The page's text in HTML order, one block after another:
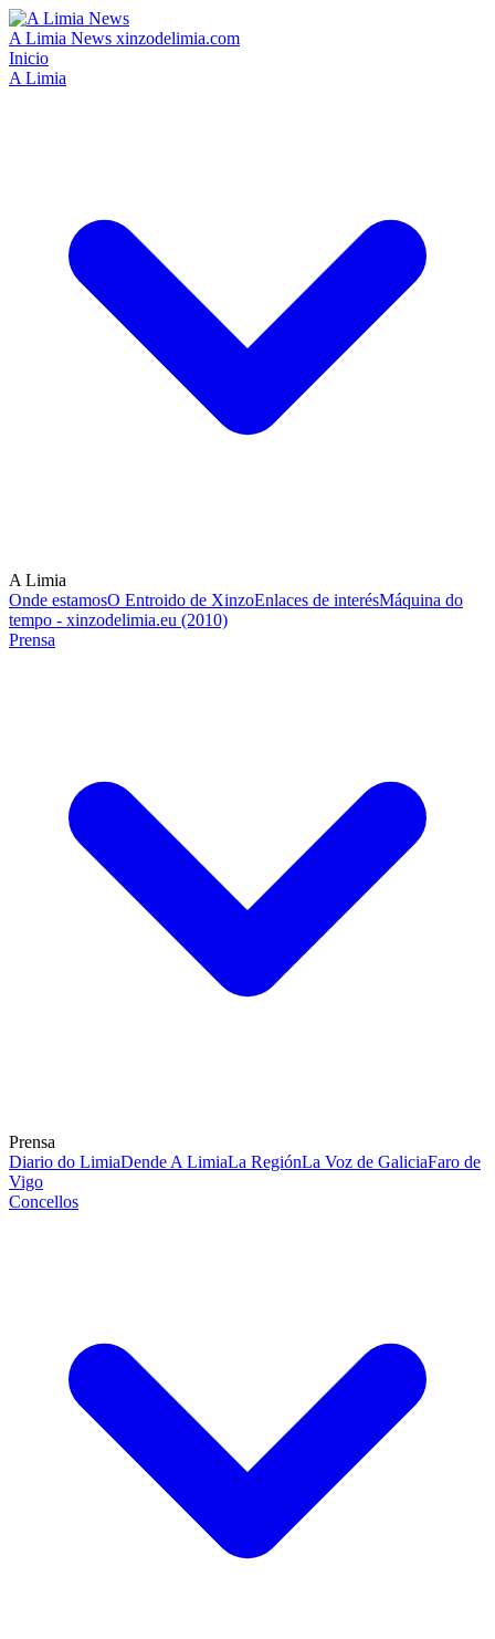
A Limia News xinzodelimia.com
Inicio
A Limia
A Limia
Onde estamosO Entroido de XinzoEnlaces de interésMáquina do
tempo - xinzodelimia.eu (2010)
Prensa
Prensa
Diario do LimiaDende A LimiaLa RegiónLa Voz de GaliciaFaro de
Vigo
Concellos